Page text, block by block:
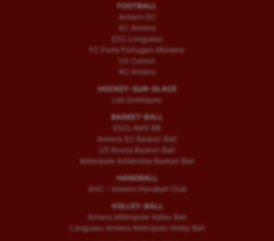
FOOTBALL
Amiens SC
AC Amiens
ESC Longueau
FC Porto Portugais d’Amiens
US Camon
RC Amiens
HOCKEY-SUR-GLACE
Les Gothiques
BASKET-BALL
ESCLAMS BB
Amiens SC Basket-Ball
US Boves Basket-Ball
Métropole Amiénoise Basket-Ball
HANDBALL
AHC – Amiens Handball Club
VOLLEY-BALL
Amiens Métropole Volley Ball
Longueau Amiens Metropole Volley Ball